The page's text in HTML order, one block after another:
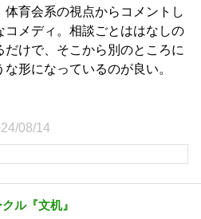
体育会系の視点からコメントし
コメディ。相談ごとははなしの
だけで、そこから別のところに
形になっているのが良い。
08/14
ル『文机』